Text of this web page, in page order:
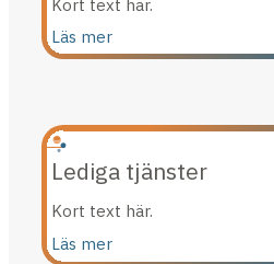
Kort text här.
Läs mer
Lediga tjänster
Kort text här.
Läs mer